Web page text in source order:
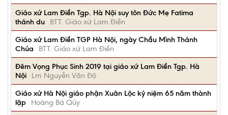
Giáo xứ Lam Điền Tgp. Hà Nội suy tôn Đức Mẹ Fatima
thánh du
BTT. Giáo xứ Lam Điền
Giáo xứ Lam Điền TGP Hà Nội, ngày Chầu Mình Thánh
Chúa
BTT. Giáo xứ Lam Điền
Đêm Vọng Phục Sinh 2019 tại giáo xứ Lam Điền Tgp. Hà
Nội
Lm Nguyễn Văn Độ
Giáo xứ Hà Nội giáo phận Xuân Lộc kỷ niệm 65 năm thành
lập
Hoàng Bá Qúy